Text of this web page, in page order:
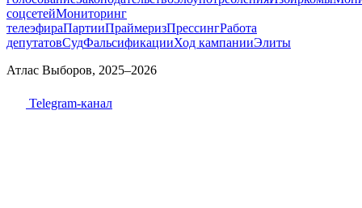
соцсетейМониторинг
телеэфираПартииПраймеризПрессингРабота
депутатовСудФальсификацииХод кампанииЭлиты
Атлас Выборов, 2025–2026
Telegram-канал